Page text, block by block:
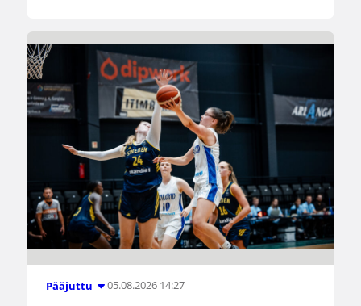
Pääjuttu 05.08.2026 14:27